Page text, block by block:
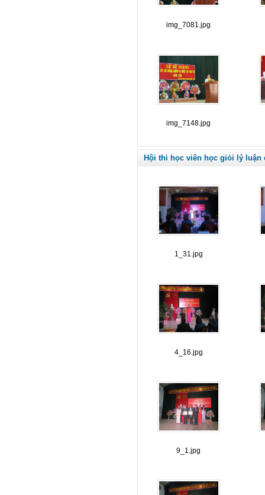
img_7081.jpg
img_7148.jpg
Hội thi học viên học giỏi lý luận
1_31.jpg
4_16.jpg
9_1.jpg